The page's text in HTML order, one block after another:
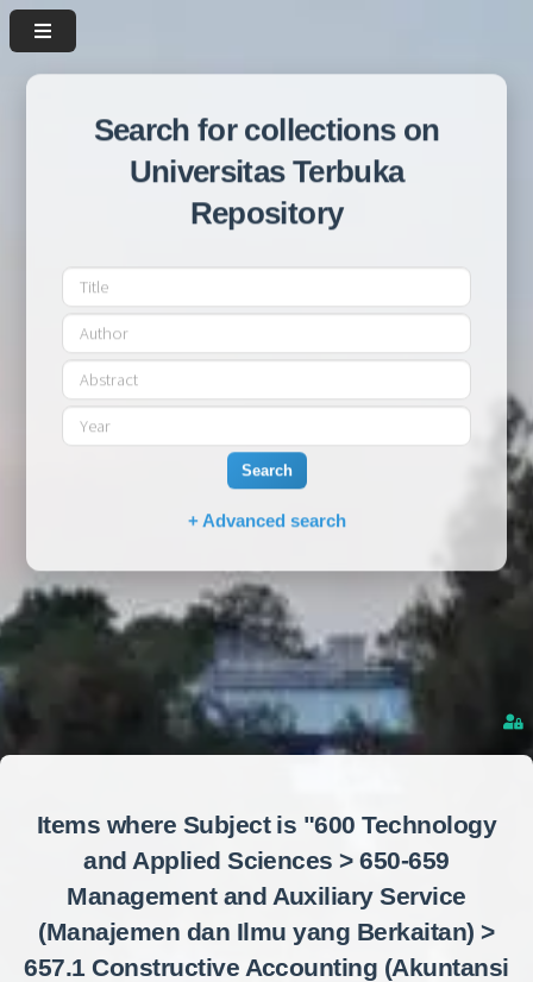
Search for collections on
Universitas Terbuka
Repository
Search
+ Advanced search
Items where Subject is "600 Technology
and Applied Sciences > 650-659
Management and Auxiliary Service
(Manajemen dan Ilmu yang Berkaitan) >
657.1 Constructive Accounting (Akuntansi